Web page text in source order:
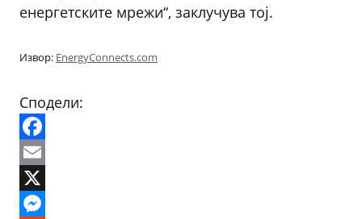
енергетските мрежи“, заклучува тој.
Извор: EnergyConnects.com
Сподели:
Facebook
Email
X